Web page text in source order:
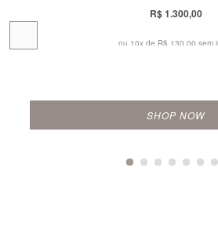
R$ 1.300,00
ou 10x de R$ 130,00 sem
SHOP NOW